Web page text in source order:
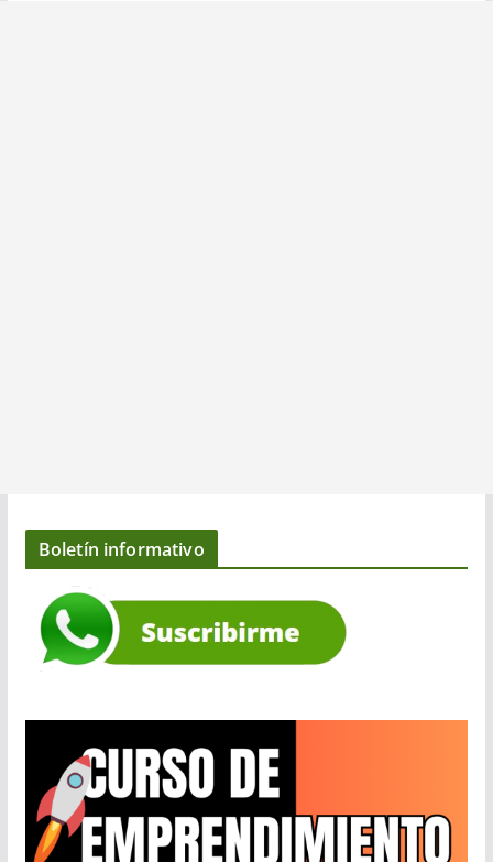
Boletín informativo